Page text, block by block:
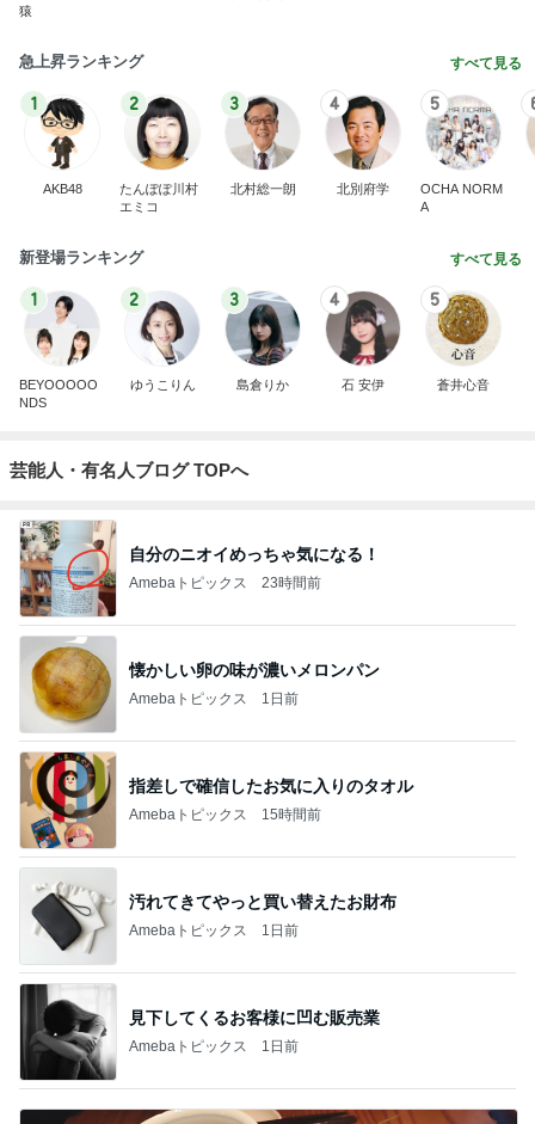
猿
急上昇ランキング すべて見る
1
AKB48
2
たんぽぽ川村
エミコ
3
北村総一朗
4
北別府学
5
OCHA NORM
A
新登場ランキング すべて見る
1
BEYOOOOO
NDS
2
ゆうこりん
3
島倉りか
4
石 安伊
5
蒼井心音
芸能人・有名人ブログ TOPへ
自分のニオイめっちゃ気になる！
Amebaトピックス 23時間前
懐かしい卵の味が濃いメロンパン
Amebaトピックス 1日前
指差しで確信したお気に入りのタオル
Amebaトピックス 15時間前
汚れてきてやっと買い替えたお財布
Amebaトピックス 1日前
見下してくるお客様に凹む販売業
Amebaトピックス 1日前